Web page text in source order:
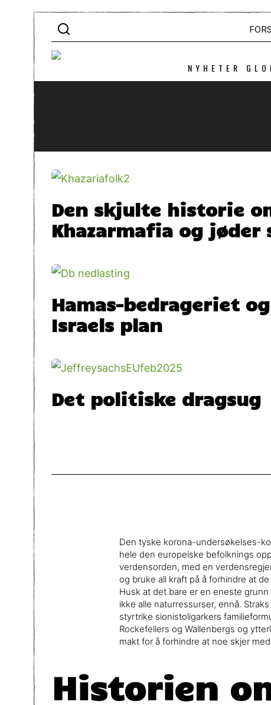
NYHETER
Den skjulte historie
Khazarmafia og jøder
Hamas-bedrageriet og
Israels plan
Det politiske dragsug
Den tyske korona-undersøkelses-
hele den europeiske befolknings
verdensorden, med en
og bruke all kraft på å forhindre at
Husk at det bare er en eneste
ikke alle naturressurser, ennå.
styrtrike sionistoligarkers
Rockefellers og Wallenbergs og
makt for å forhindre at noe skjer
Historien